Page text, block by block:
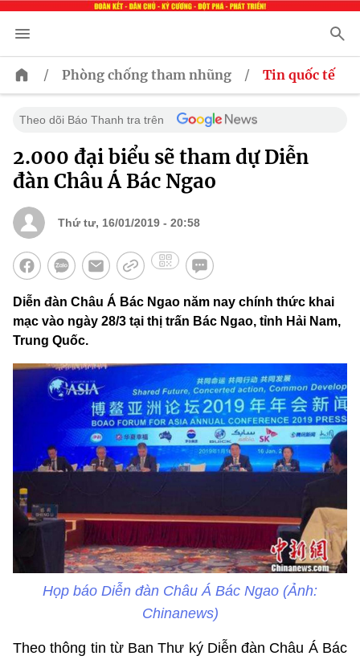
/ Phòng chống tham nhũng / Tin quốc tế
Theo dõi Báo Thanh tra trên
2.000 đại biểu sẽ tham dự Diễn
đàn Châu Á Bác Ngao
Thứ tư, 16/01/2019 - 20:58
Diễn đàn Châu Á Bác Ngao năm nay chính thức khai
mạc vào ngày 28/3 tại thị trấn Bác Ngao, tỉnh Hải Nam,
Trung Quốc.
Họp báo Diễn đàn Châu Á Bác Ngao (Ảnh:
Chinanews)
Theo thông tin từ Ban Thư ký Diễn đàn Châu Á Bác